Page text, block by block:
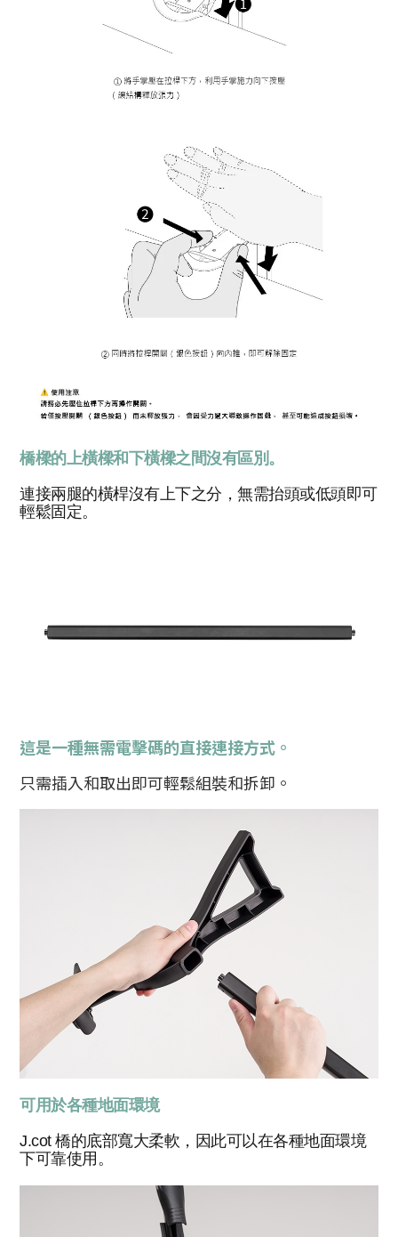
橋樑的上橫樑和下橫樑之間沒有區別。
連接兩腿的橫桿沒有上下之分，無需抬頭或低頭即可
輕鬆固定。
這是一種無需電擊碼的直接連接方式。
只需插入和取出即可輕鬆組裝和拆卸。
可用於各種地面環境
J.cot 橋的底部寬大柔軟，因此可以在各種地面環境
下可靠使用。